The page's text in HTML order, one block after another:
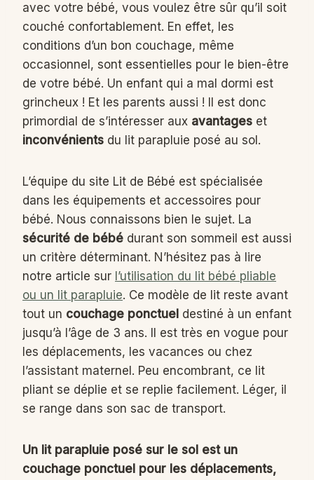
avec votre bébé, vous voulez être sûr qu’il soit
couché confortablement. En effet, les
conditions d’un bon couchage, même
occasionnel, sont essentielles pour le bien-être
de votre bébé. Un enfant qui a mal dormi est
grincheux ! Et les parents aussi ! Il est donc
primordial de s’intéresser aux avantages et
inconvénients du lit parapluie posé au sol.
L’équipe du site Lit de Bébé est spécialisée
dans les équipements et accessoires pour
bébé. Nous connaissons bien le sujet. La
sécurité de bébé durant son sommeil est aussi
un critère déterminant. N’hésitez pas à lire
notre article sur l’utilisation du lit bébé pliable
ou un lit parapluie. Ce modèle de lit reste avant
tout un couchage ponctuel destiné à un enfant
jusqu’à l’âge de 3 ans. Il est très en vogue pour
les déplacements, les vacances ou chez
l’assistant maternel. Peu encombrant, ce lit
pliant se déplie et se replie facilement. Léger, il
se range dans son sac de transport.
Un lit parapluie posé sur le sol est un
couchage ponctuel pour les déplacements,